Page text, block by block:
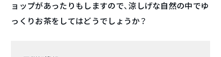
ョップがあったりもしますので、涼しげな自然の中でゆ
っくりお茶をしてはどうでしょうか？